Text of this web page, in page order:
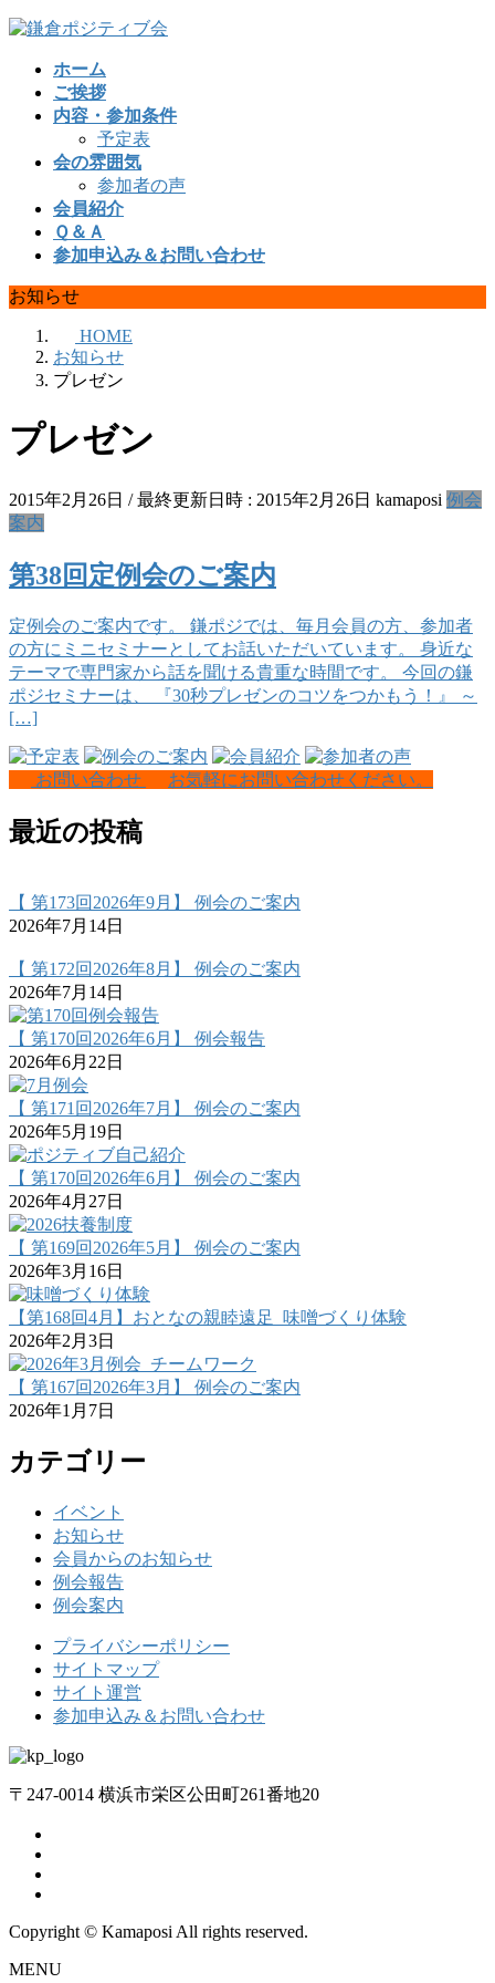
コ
ナ
ホーム
ご挨拶
内容・参加条件
予定表
会の雰囲気
参加者の声
会員紹介
Ｑ＆Ａ
参加申込み＆お問い合わせ
お知らせ
HOME
お知らせ
プレゼン
プレゼン
2015年2月26日 / 最終更新日時 : 2015年2月26日 kamaposi 例会
案内
第38回定例会のご案内
定例会のご案内です。 鎌ポジでは、毎月会員の方、参加者
の方にミニセミナーとしてお話いただいています。 身近な
テーマで専門家から話を聞ける貴重な時間です。 今回の鎌
ポジセミナーは、 『30秒プレゼンのコツをつかもう！』 ～
[…]
お問い合わせ お気軽にお問い合わせください。
最近の投稿
【 第173回2026年9月】 例会のご案内
2026年7月14日
【 第172回2026年8月】 例会のご案内
2026年7月14日
【 第170回2026年6月】 例会報告
2026年6月22日
【 第171回2026年7月】 例会のご案内
2026年5月19日
【 第170回2026年6月】 例会のご案内
2026年4月27日
【 第169回2026年5月】 例会のご案内
2026年3月16日
【第168回4月】おとなの親睦遠足_味噌づくり体験
2026年2月3日
【 第167回2026年3月】 例会のご案内
2026年1月7日
カテゴリー
イベント
お知らせ
会員からのお知らせ
例会報告
例会案内
プライバシーポリシー
サイトマップ
サイト運営
参加申込み＆お問い合わせ
〒247-0014 横浜市栄区公田町261番地20
Copyright © Kamaposi All rights reserved.
MENU